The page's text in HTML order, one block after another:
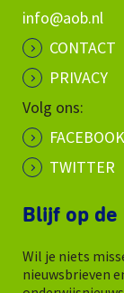
info@aob.nl
CONTACT
PRIVACY
Volg ons:
FACEBOOK
TWITTER
Blijf op de
Wil je niets
nieuwsbrieven